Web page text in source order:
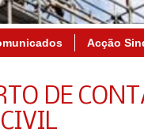
Acção
DE